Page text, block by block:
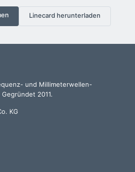
Linecard herunterladen
und Millimeterwellen-
2011.
KG